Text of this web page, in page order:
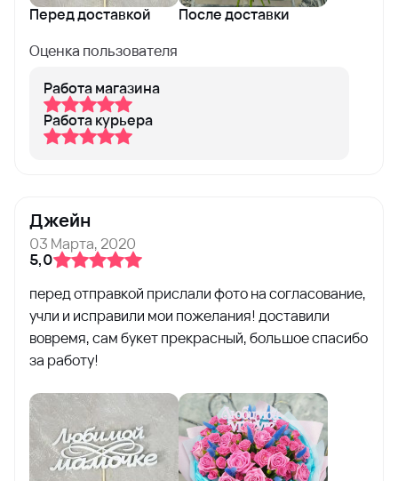
Перед доставкой
После доставки
Оценка пользователя
Работа магазина
Работа курьера
Джейн
5,0
03 Марта, 2020
перед отправкой прислали фото на согласование,
учли и исправили мои пожелания! доставили
вовремя, сам букет прекрасный, большое спасибо
за работу!